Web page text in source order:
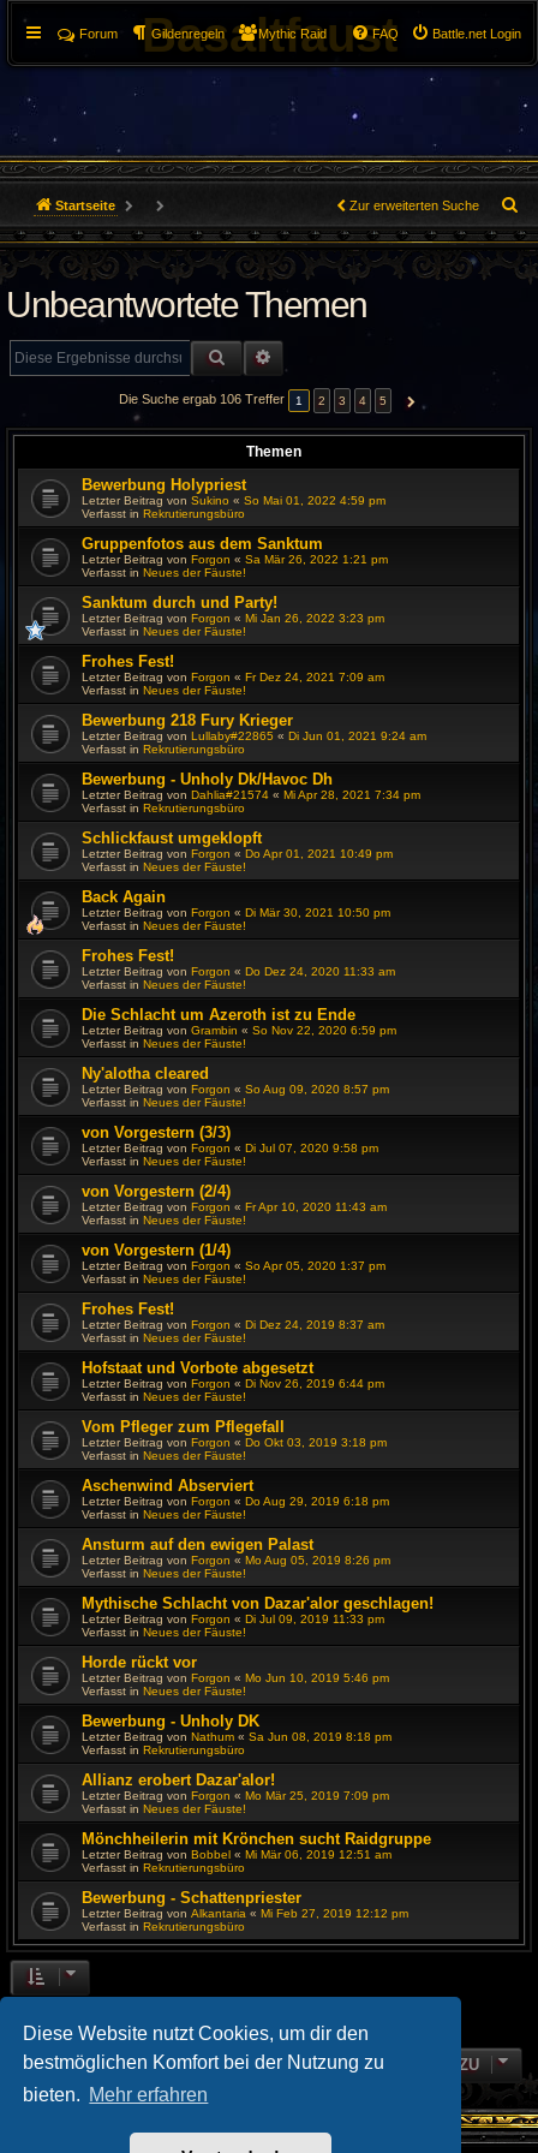
Diese Website nutzt Cookies, um dir den
bestmöglichen Komfort bei der Nutzung zu
bieten. Mehr erfahren
Basaltfaust Battle.net Login
FAQ
Forum Gildenregeln Mythic Raid
Startseite
u
c
Zur erweiterten Suche
Unbeantwortete Themen
SUCHE
Die Suche ergab 106 Treffer 1 2 3 4 5 NÄCHSTE
Themen
Bewerbung Holypriest
Letzter Beitrag von Sukino « So Mai 01, 2022 4:59 pm
Verfasst in Rekrutierungsbüro
Gruppenfotos aus dem Sanktum
Letzter Beitrag von Forgon « Sa Mär 26, 2022 1:21 pm
Verfasst in Neues der Fäuste!
Sanktum durch und Party!
Letzter Beitrag von Forgon « Mi Jan 26, 2022 3:23 pm
Verfasst in Neues der Fäuste!
Frohes Fest!
Letzter Beitrag von Forgon « Fr Dez 24, 2021 7:09 am
Verfasst in Neues der Fäuste!
Bewerbung 218 Fury Krieger
Letzter Beitrag von Lullaby#22865 « Di Jun 01, 2021 9:24 am
Verfasst in Rekrutierungsbüro
Bewerbung - Unholy Dk/Havoc Dh
Letzter Beitrag von Dahlia#21574 « Mi Apr 28, 2021 7:34 pm
Verfasst in Rekrutierungsbüro
Schlickfaust umgeklopft
Letzter Beitrag von Forgon « Do Apr 01, 2021 10:49 pm
Verfasst in Neues der Fäuste!
Back Again
Letzter Beitrag von Forgon « Di Mär 30, 2021 10:50 pm
Verfasst in Neues der Fäuste!
Frohes Fest!
Letzter Beitrag von Forgon « Do Dez 24, 2020 11:33 am
Verfasst in Neues der Fäuste!
Die Schlacht um Azeroth ist zu Ende
Letzter Beitrag von Grambin « So Nov 22, 2020 6:59 pm
Verfasst in Neues der Fäuste!
Ny'alotha cleared
Letzter Beitrag von Forgon « So Aug 09, 2020 8:57 pm
Verfasst in Neues der Fäuste!
von Vorgestern (3/3)
Letzter Beitrag von Forgon « Di Jul 07, 2020 9:58 pm
Verfasst in Neues der Fäuste!
von Vorgestern (2/4)
Letzter Beitrag von Forgon « Fr Apr 10, 2020 11:43 am
Verfasst in Neues der Fäuste!
von Vorgestern (1/4)
Letzter Beitrag von Forgon « So Apr 05, 2020 1:37 pm
Verfasst in Neues der Fäuste!
Frohes Fest!
Letzter Beitrag von Forgon « Di Dez 24, 2019 8:37 am
Verfasst in Neues der Fäuste!
Hofstaat und Vorbote abgesetzt
Letzter Beitrag von Forgon « Di Nov 26, 2019 6:44 pm
Verfasst in Neues der Fäuste!
Vom Pfleger zum Pflegefall
Letzter Beitrag von Forgon « Do Okt 03, 2019 3:18 pm
Verfasst in Neues der Fäuste!
Aschenwind Abserviert
Letzter Beitrag von Forgon « Do Aug 29, 2019 6:18 pm
Verfasst in Neues der Fäuste!
Ansturm auf den ewigen Palast
Letzter Beitrag von Forgon « Mo Aug 05, 2019 8:26 pm
Verfasst in Neues der Fäuste!
Mythische Schlacht von Dazar'alor geschlagen!
Letzter Beitrag von Forgon « Di Jul 09, 2019 11:33 pm
Verfasst in Neues der Fäuste!
Horde rückt vor
Letzter Beitrag von Forgon « Mo Jun 10, 2019 5:46 pm
Verfasst in Neues der Fäuste!
Bewerbung - Unholy DK
Letzter Beitrag von Nathum « Sa Jun 08, 2019 8:18 pm
Verfasst in Rekrutierungsbüro
Allianz erobert Dazar'alor!
Letzter Beitrag von Forgon « Mo Mär 25, 2019 7:09 pm
Verfasst in Neues der Fäuste!
Mönchheilerin mit Krönchen sucht Raidgruppe
Letzter Beitrag von Bobbel « Mi Mär 06, 2019 12:51 am
Verfasst in Rekrutierungsbüro
Bewerbung - Schattenpriester
Letzter Beitrag von Alkantaria « Mi Feb 27, 2019 12:12 pm
Verfasst in Rekrutierungsbüro
GEHE ZU